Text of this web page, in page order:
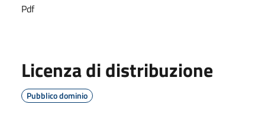
Pdf
Licenza di distribuzione
Pubblico dominio